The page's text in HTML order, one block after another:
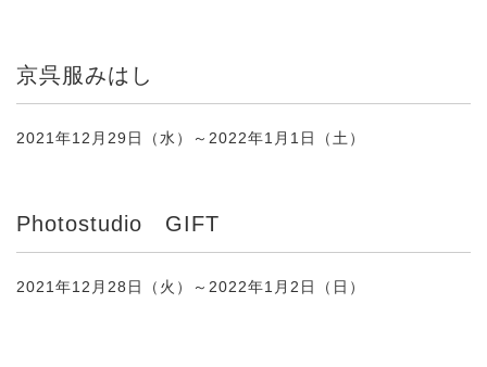
京呉服みはし
2021年12月29日（水）～2022年1月1日（土）
Photostudio GIFT
2021年12月28日（火）～2022年1月2日（日）